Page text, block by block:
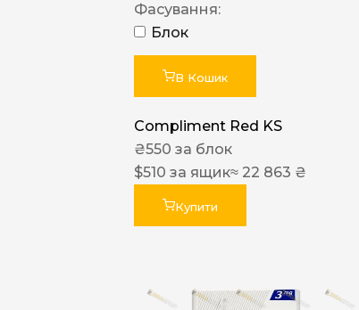
Фасування:
Блок
В Кошик
Compliment Red KS
₴550 за блок
$510 за ящик≈ 22 863 ₴
Купити